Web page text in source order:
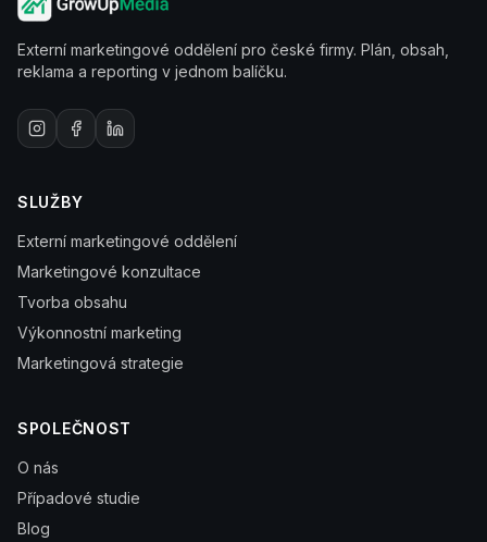
Externí marketingové oddělení pro české firmy. Plán, obsah,
reklama a reporting v jednom balíčku.
SLUŽBY
Externí marketingové oddělení
Marketingové konzultace
Tvorba obsahu
Výkonnostní marketing
Marketingová strategie
SPOLEČNOST
O nás
Případové studie
Blog